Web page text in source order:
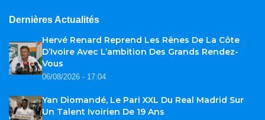
Dernières Actualités
Hervé Renard Reprend Les Rênes De La Côte
D’Ivoire Avec L’ambition Des Grands Rendez-
Vous
06/08/2026 - 17:04
Yan Diomandé, Le Pari XXL Du Real Madrid Sur
Un Talent Ivoirien De 19 Ans